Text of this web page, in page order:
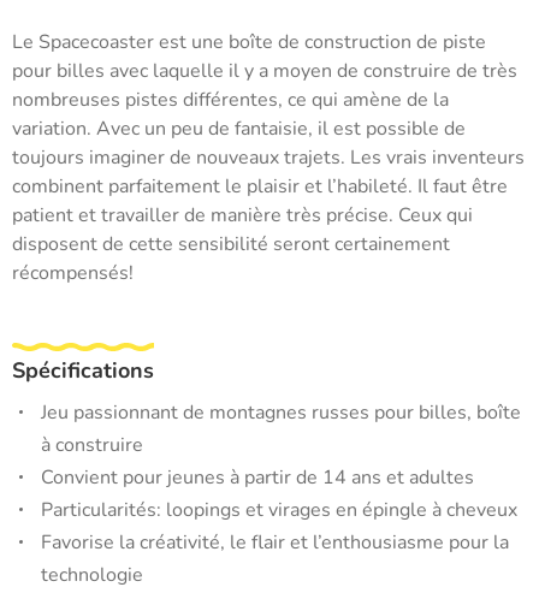
Le Spacecoaster est une boîte de construction de piste
pour billes avec laquelle il y a moyen de construire de très
nombreuses pistes différentes, ce qui amène de la
variation. Avec un peu de fantaisie, il est possible de
toujours imaginer de nouveaux trajets. Les vrais inventeurs
combinent parfaitement le plaisir et l’habileté. Il faut être
patient et travailler de manière très précise. Ceux qui
disposent de cette sensibilité seront certainement
récompensés!
Spécifications
Jeu passionnant de montagnes russes pour billes, boîte
à construire
Convient pour jeunes à partir de 14 ans et adultes
Particularités: loopings et virages en épingle à cheveux
Favorise la créativité, le flair et l’enthousiasme pour la
technologie